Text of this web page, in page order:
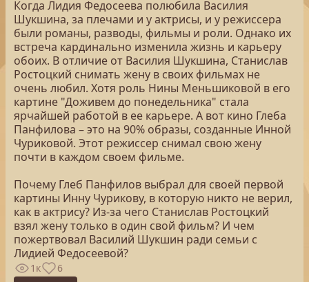
Когда Лидия Федосеева полюбила Василия
Шукшина, за плечами и у актрисы, и у режиссера
были романы, разводы, фильмы и роли. Однако их
встреча кардинально изменила жизнь и карьеру
обоих. В отличие от Василия Шукшина, Станислав
Ростоцкий снимать жену в своих фильмах не
очень любил. Хотя роль Нины Меньшиковой в его
картине "Доживем до понедельника" стала
ярчайшей работой в ее карьере. А вот кино Глеба
Панфилова – это на 90% образы, созданные Инной
Чуриковой. Этот режиссер снимал свою жену
почти в каждом своем фильме.
Почему Глеб Панфилов выбрал для своей первой
картины Инну Чурикову, в которую никто не верил,
как в актрису? Из-за чего Станислав Ростоцкий
взял жену только в один свой фильм? И чем
пожертвовал Василий Шукшин ради семьи с
Лидией Федосеевой?
1к 6